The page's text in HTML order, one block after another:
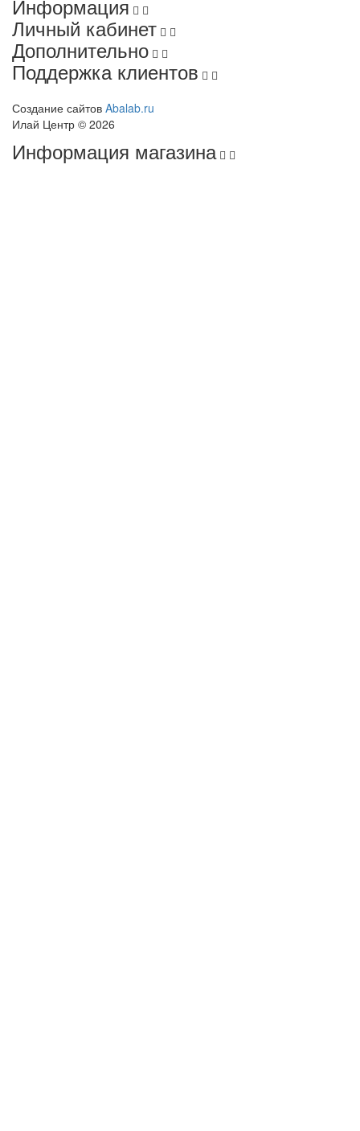
Информация
Личный кабинет
Дополнительно
Поддержка клиентов
Создание сайтов Abalab.ru
Илай Центр © 2026
Информация магазина